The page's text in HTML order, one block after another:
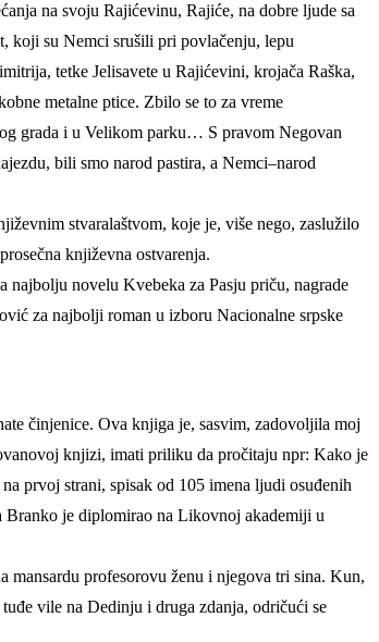
na svoju Rajićevinu, Rajiće, na dobre ljude sa
koji su Nemci srušili pri povlačenju, lepu
tetke Jelisavete u Rajićevini, krojača Raška,
metalne ptice. Zbilo se to za vreme
grada i u Velikom parku… S pravom Negovan
bili smo narod pastira, a Nemci–narod
stvaralaštvom, koje je, više nego, zaslužilo
književna ostvarenja.
novelu Kvebeka za Pasju priču, nagrade
za najbolji roman u izboru Nacionalne srpske
činjenice. Ova knjiga je, sasvim, zadovoljila moj
knjizi, imati priliku da pročitaju npr: Kako je
prvoj strani, spisak od 105 imena ljudi osuđenih
Branko je diplomirao na Likovnoj akademiji u
mansardu profesorovu ženu i njegova tri sina. Kun,
vile na Dedinju i druga zdanja, odričući se